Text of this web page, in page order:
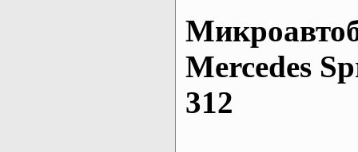
Mеrcedes
312